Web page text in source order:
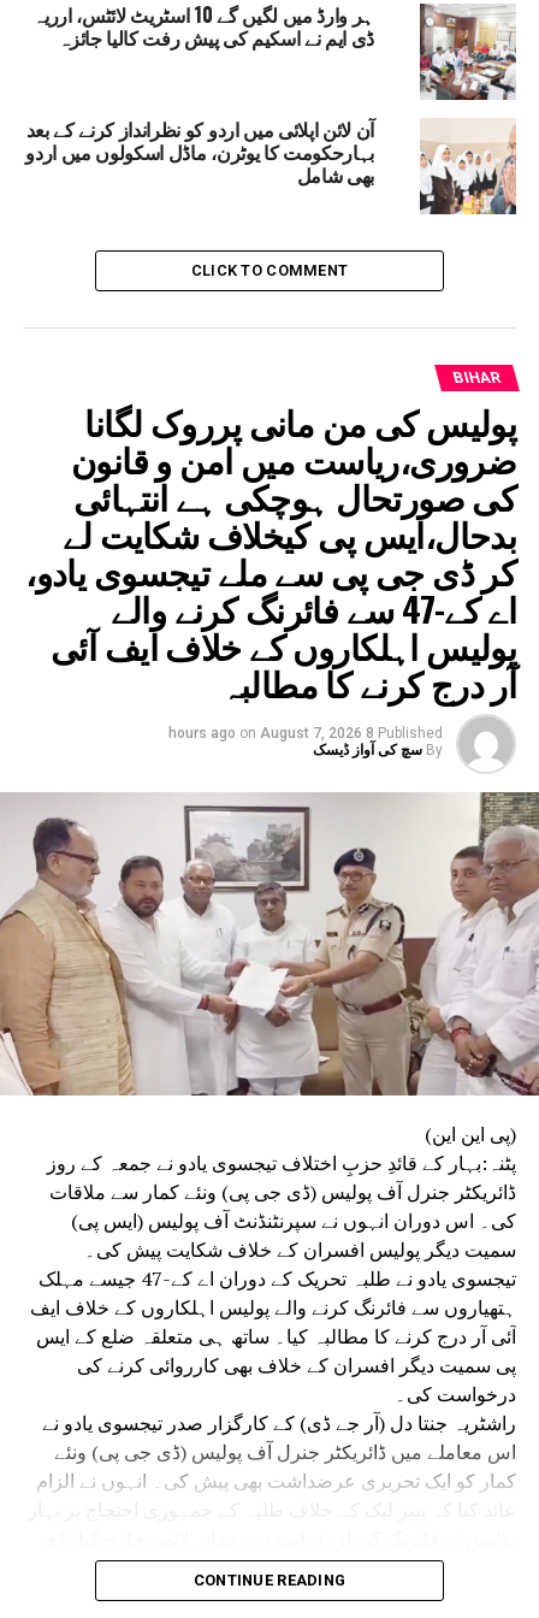
ہر وارڈ میں لگیں گے 10 اسٹریٹ لائٹس، ارریہ
ڈی ایم نے اسکیم کی پیش رفت کالیا جائزہ
آن لائن اپلائی میں اردو کو نظرانداز کرنے کے بعد
بہارحکومت کا یوٹرن، ماڈل اسکولوں میں اردو
بھی شامل
CLICK TO COMMENT
BIHAR
پولیس کی من مانی پرروک لگانا
ضروری،ریاست میں امن و قانون
کی صورتحال ہوچکی ہے انتہائی
بدحال،ایس پی کیخلاف شکایت لے
کر ڈی جی پی سے ملے تیجسوی یادو،
اے کے-47 سے فائرنگ کرنے والے
پولیس اہلکاروں کے خلاف ایف آئی
آر درج کرنے کا مطالبہ
Published
8 hours ago
on August 7, 2026
By سچ کی آواز ڈیسک
(پی این این)
پٹنہ:بہار کے قائدِ حزبِ اختلاف تیجسوی یادو نے جمعہ کے روز
ڈائریکٹر جنرل آف پولیس (ڈی جی پی) ونئے کمار سے ملاقات
کی۔ اس دوران انہوں نے سپرنٹنڈنٹ آف پولیس (ایس پی)
سمیت دیگر پولیس افسران کے خلاف شکایت پیش کی۔
تیجسوی یادو نے طلبہ تحریک کے دوران اے کے-47 جیسے مہلک
ہتھیاروں سے فائرنگ کرنے والے پولیس اہلکاروں کے خلاف ایف
آئی آر درج کرنے کا مطالبہ کیا۔ ساتھ ہی متعلقہ ضلع کے ایس
پی سمیت دیگر افسران کے خلاف بھی کارروائی کرنے کی
درخواست کی۔
راشٹریہ جنتا دل (آر جے ڈی) کے کارگزار صدر تیجسوی یادو نے
اس معاملے میں ڈائریکٹر جنرل آف پولیس (ڈی جی پی) ونئے
کمار کو ایک تحریری عرضداشت بھی پیش کی۔ انہوں نے الزام
جی پی ونئے کمار سے ملاقات کے موقع پر تیجسوی یادو کے
ہمراہ آر جے ڈی کے سینئر رہنما عبدالباری صدیقی، منگنی لال
CONTINUE READING